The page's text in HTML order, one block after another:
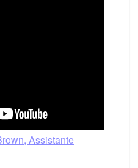
Assistante